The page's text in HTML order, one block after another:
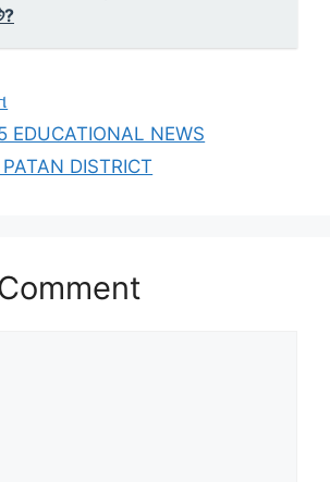
EDUCATIONAL NEWS
DISTRICT